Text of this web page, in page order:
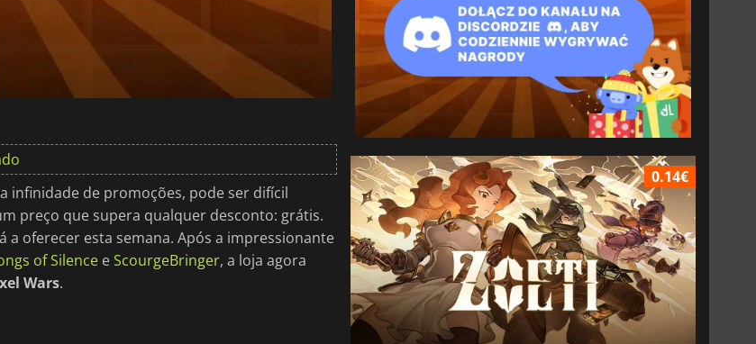
infinidade de promoções, pode ser difícil
preço que supera qualquer desconto: grátis.
a oferecer esta semana. Após a impressionante
of Silence eScourgeBringer, a loja agora
Wars.
0.14€